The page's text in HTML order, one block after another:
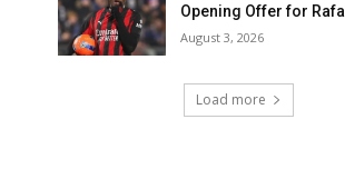
Opening Offer for
August 3, 2026
Load more